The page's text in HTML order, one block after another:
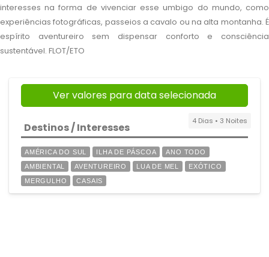
interesses na forma de vivenciar esse umbigo do mundo, como
experiências fotográficas, passeios a cavalo ou na alta montanha. É
espírito aventureiro sem dispensar conforto e consciência
sustentável. FLOT/ETO
Ver valores para data selecionada
4 Dias • 3 Noites
Destinos / Interesses
AMÉRICA DO SUL ILHA DE PÁSCOA
ANO TODO
AMBIENTAL
AVENTUREIRO LUA DE MEL
EXÓTICO
MERGULHO
CASAIS